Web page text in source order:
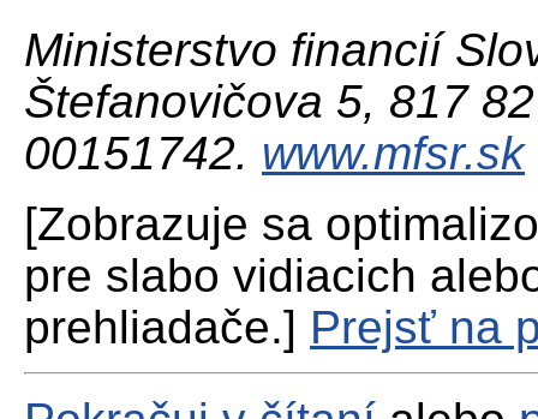
Ministerstvo financií
Štefanovičova 5, 817
00151742. www.mfsr.sk
[Zobrazuje sa
pre slabo vidiacich
prehliadače.] Prejsť na